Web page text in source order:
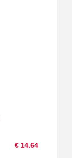
€ 14.64